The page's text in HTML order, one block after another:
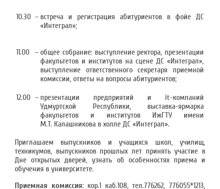
10.30 – встреча и регистрация абитуриентов в фойе ДС
«Интеграл»;
11.00 – общее собрание: выступление ректора, презентации
факультетов и институтов на сцене ДС «Интеграл»,
выступление ответственного секретаря приемной
комиссии, ответы на вопросы абитуриентов;
12.00 – презентации предприятий и it-компаний
Удмуртской Республики, выставка-ярмарка
факультетов и институтов ИжГТУ имени
М.Т. Калашникова в холле ДС «Интеграл».
Приглашаем выпускников и учащихся школ, училищ,
техникумов, выпускников прошлых лет принять участие в
Дне открытых дверей, узнать об особенностях приема и
обучения в университете.
Приемная комиссия: кор.1 каб.108, тел.776262, 776055*1213,